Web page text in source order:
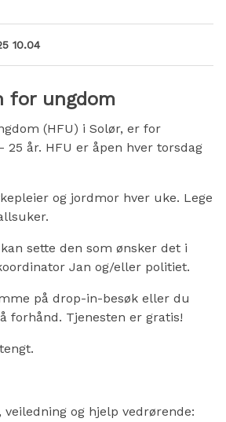
10.04
for ungdom
(HFU) i Solør, er for
25 år. HFU er åpen hver torsdag
og jordmor hver uke. Lege
sette den som ønsker det i
Jan og/eller politiet.
på drop-in-besøk eller du
forhånd. Tjenesten er gratis!
veiledning og hjelp vedrørende: